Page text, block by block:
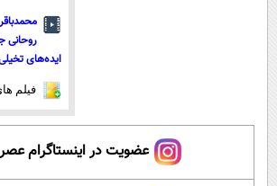
روحانی
ایده‌های
فیلم
عضویت در اینستاگرام عصر